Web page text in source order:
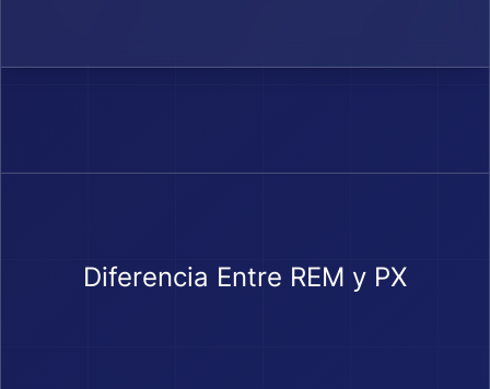
Diferencia Entre REM y PX